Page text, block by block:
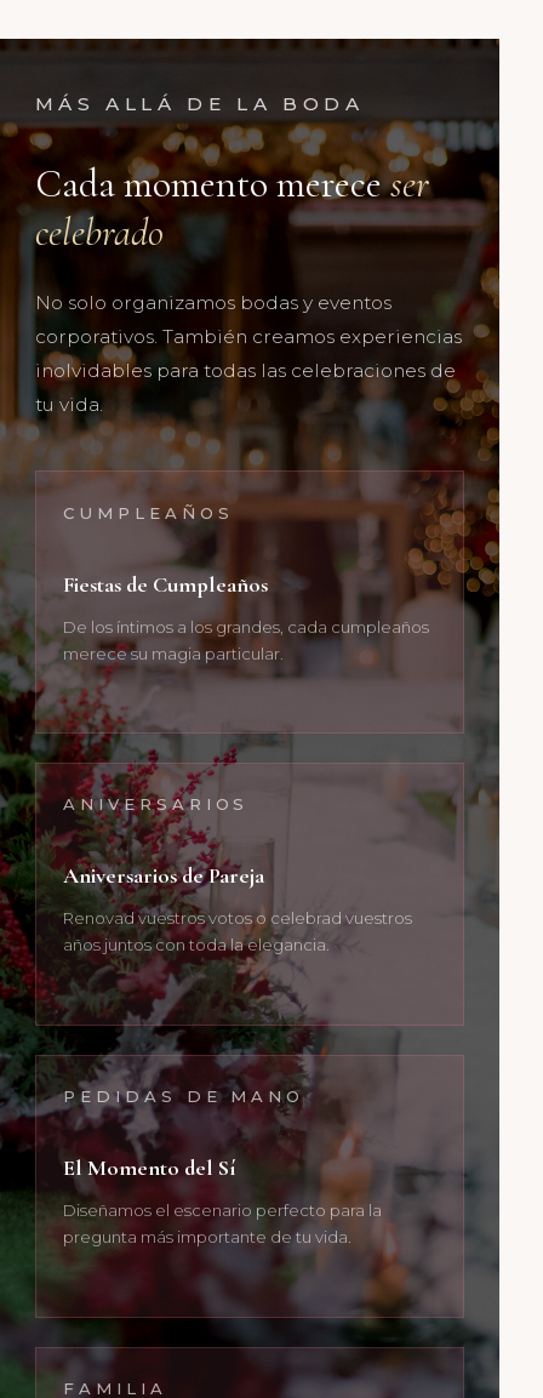
MÁS ALLÁ DE LA BODA
Cada momento mereceser
celebrado
No solo organizamos bodas y eventos
corporativos. También creamos experiencias
inolvidables para todas las celebraciones de
tu vida.
CUMPLEAÑOS
Fiestas de Cumpleaños
De los íntimos a los grandes, cada cumpleaños
merece su magia particular.
ANIVERSARIOS
Aniversarios de Pareja
Renovad vuestros votos o celebrad vuestros
años juntos con toda la elegancia.
PEDIDAS DE MANO
El Momento del Sí
Diseñamos el escenario perfecto para la
pregunta más importante de tu vida.
FAMILIA